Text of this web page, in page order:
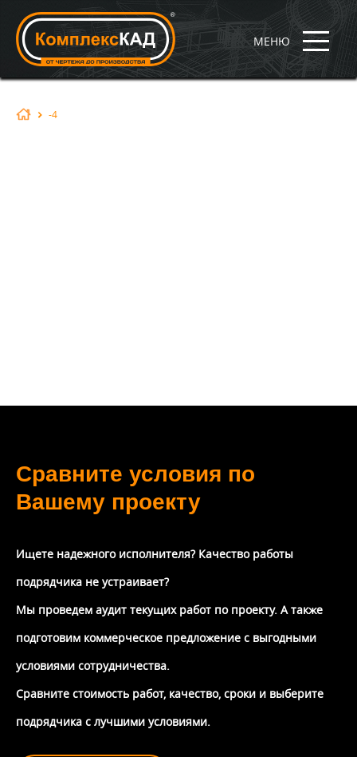
МЕНЮ
-4
Сравните условия по
Вашему проекту
Ищете надежного исполнителя? Качество работы
подрядчика не устраивает?
Мы проведем аудит текущих работ по проекту. А также
подготовим коммерческое предложение с выгодными
условиями сотрудничества.
Сравните стоимость работ, качество, сроки и выберите
подрядчика с лучшими условиями.